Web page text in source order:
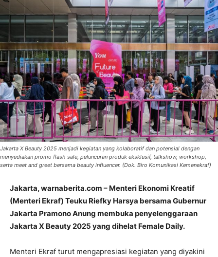
Jakarta X Beauty 2025 menjadi kegiatan yang kolaboratif dan potensial dengan
menyediakan promo flash sale, peluncuran produk eksklusif, talkshow, workshop,
serta meet and greet bersama beauty influencer. (Dok. Biro Komunikasi Kemenekraf)
Jakarta, warnaberita.com – Menteri Ekonomi Kreatif
(Menteri Ekraf) Teuku Riefky Harsya bersama Gubernur
Jakarta Pramono Anung membuka penyelenggaraan
Jakarta X Beauty 2025 yang dihelat Female Daily.
Menteri Ekraf turut mengapresiasi kegiatan yang diyakini